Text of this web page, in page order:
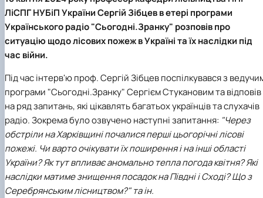
Пожежна ситуація в Україні за даними ЗМІ
Проєкти
Прес-релізи
Виступи в ЗМІ
ЛіСПГ НУБіП України Сергій Зібцев в етері програми
Українського радіо "Сьогодні.Зранку" розповів про
ситуацію щодо лісових пожеж в Україні та їх наслідки під
час війни.
Під час інтерв'ю проф. Сергій Зібцев поспілкувався з
програми "Сьогодні.Зранку" Сергієм Стукановим та відповів
на ряд запитань, які цікавлять багатьох українців та слухачів
радіо. Зокрема було озвучено наступні запитання: "Через
обстріли на Харківщині почалися перші цьогорічні лісові
пожежі. Чи варто очікувати їх поширення і на інші області
України? Як тут впливає аномально тепла погода квітня? Які
наслідки матиме знищення посадок на Півдні і Сході? Що з
Серебрянським лісництвом?" та ін.